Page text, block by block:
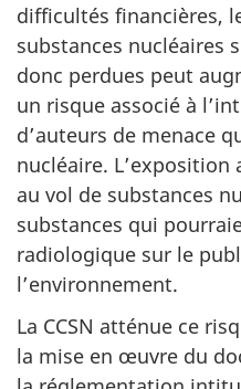
difficultés financières,
substances nucléaires
donc perdues peut
un risque associé à
d’auteurs de menace
nucléaire.
au vol de substances
substances qui
radiologique sur le
l’environnement.
La CCSN atténue ce
la mise en œuvre du